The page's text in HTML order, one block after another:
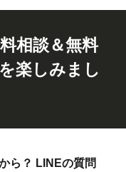
相談＆無料
楽しみまし
ら？ LINEの質問